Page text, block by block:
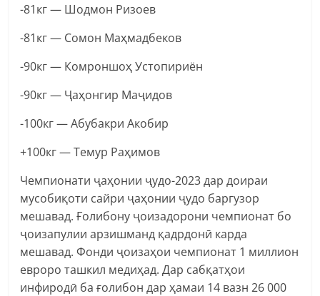
-81кг — Шодмон Ризоев
-81кг — Сомон Маҳмадбеков
-90кг — Комроншоҳ Устопириён
-90кг — Ҷаҳонгир Маҷидов
-100кг — Абубакри Акобир
+100кг — Темур Раҳимов
Чемпионати ҷаҳонии ҷудо-2023 дар доираи
мусобиқоти сайри ҷаҳонии ҷудо баргузор
мешавад. Ғолибону ҷоизадорони чемпионат бо
ҷоизапулии арзишманд қадрдонӣ карда
мешавад. Фонди ҷоизаҳои чемпионат 1 миллион
евроро ташкил медиҳад. Дар сабқатҳои
инфиродӣ ба ғолибон дар ҳамаи 14 вазн 26 000